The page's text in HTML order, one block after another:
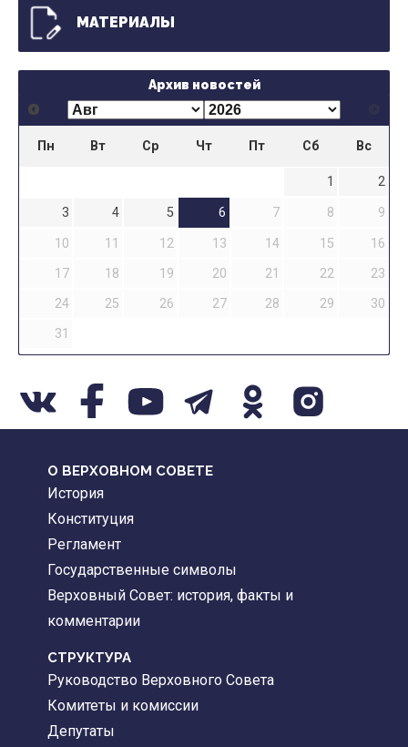
МАТЕРИАЛЫ
Архив новостей
Пн Вт Ср Чт Пт Сб Вс
1
2
3
4 5 6 7 8
9
10
11 12 13 14 15
16
17
18 19 20 21 22
23
24
25 26 27 28 29
30
31
О ВЕРХОВНОМ СОВЕТЕ
История
Конституция
Регламент
Государственные символы
Верховный Совет: история, факты и
комментарии
CТРУКТУРА
Руководство Верховного Совета
Комитеты и комиссии
Депутаты